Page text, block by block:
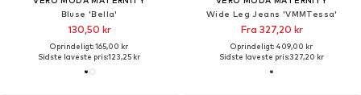
Bluse 'Bella'
130,50 kr
Oprindeligt: 165,00 kr
Sidste laveste pris:123,25 kr
Wide Leg Jeans 'VMMTessa'
Fra 327,20 kr
Oprindeligt: 409,00 kr
Sidste laveste pris:327,20 kr